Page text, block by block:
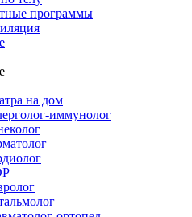
программы
на дом
иммунолог